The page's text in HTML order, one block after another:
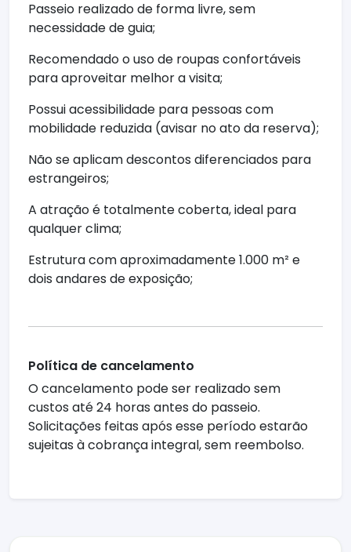
Passeio realizado de forma livre, sem
necessidade de guia;
Recomendado o uso de roupas confortáveis
para aproveitar melhor a visita;
Possui acessibilidade para pessoas com
mobilidade reduzida (avisar no ato da reserva);
Não se aplicam descontos diferenciados para
estrangeiros;
A atração é totalmente coberta, ideal para
qualquer clima;
Estrutura com aproximadamente 1.000 m² e
dois andares de exposição;
Política de cancelamento
O cancelamento pode ser realizado sem
custos até 24 horas antes do passeio.
Solicitações feitas após esse período estarão
sujeitas à cobrança integral, sem reembolso.